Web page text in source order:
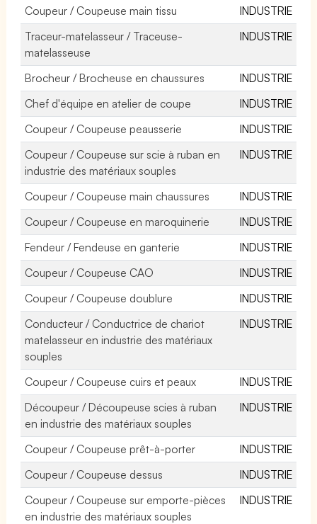
Coupeur / Coupeuse main tissu
INDUSTRIE
Traceur-matelasseur / Traceuse-
matelasseuse
INDUSTRIE
Brocheur / Brocheuse en chaussures
INDUSTRIE
Chef d'équipe en atelier de coupe
INDUSTRIE
Coupeur / Coupeuse peausserie
INDUSTRIE
Coupeur / Coupeuse sur scie à ruban en
industrie des matériaux souples
INDUSTRIE
Coupeur / Coupeuse main chaussures
INDUSTRIE
Coupeur / Coupeuse en maroquinerie
INDUSTRIE
Fendeur / Fendeuse en ganterie
INDUSTRIE
Coupeur / Coupeuse CAO
INDUSTRIE
Coupeur / Coupeuse doublure
INDUSTRIE
Conducteur / Conductrice de chariot
matelasseur en industrie des matériaux
souples
INDUSTRIE
Coupeur / Coupeuse cuirs et peaux
INDUSTRIE
Découpeur / Découpeuse scies à ruban
en industrie des matériaux souples
INDUSTRIE
Coupeur / Coupeuse prêt-à-porter
INDUSTRIE
Coupeur / Coupeuse dessus
INDUSTRIE
Coupeur / Coupeuse sur emporte-pièces
en industrie des matériaux souples
INDUSTRIE